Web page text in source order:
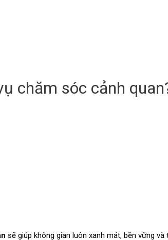
chăm sóc cảnh
sẽ giúp không gian luôn xanh mát, bền vững